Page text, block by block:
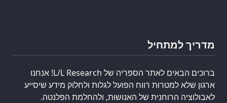
מדריך למתחיל
ברוכים הבאים לאתר הספריה של L/L Research! אנחנו
ארגון שלא למטרות רווח הפועל לגלות ולחלוק מידע שיסייע
לאבולוציה הרוחנית של האנושות, ולהחלמת הפלנטה.